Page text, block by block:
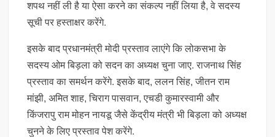
शपथ नहीं ली है या ऐसा करने का संकल्प नहीं लिया है, वे सदस्य
सूची पर हस्ताक्षर करेंगे.
इसके बाद प्रधानमंत्री मोदी प्रस्ताव लाएंगे कि लोकसभा के
सदस्य ओम बिड़ला को सदन का अध्यक्ष चुना जाए. राजनाथ सिंह
प्रस्ताव का समर्थन करेंगे. इसके बाद, ललन सिंह, जीतन राम
मांझी, अमित शाह, चिराग पासवान, एचडी कुमारस्वामी और
किंजरापु राम मोहन नायडू जैसे केंद्रीय मंत्री भी बिड़ला को अध्यक्ष
चुनने के लिए प्रस्ताव पेश करेंगे.